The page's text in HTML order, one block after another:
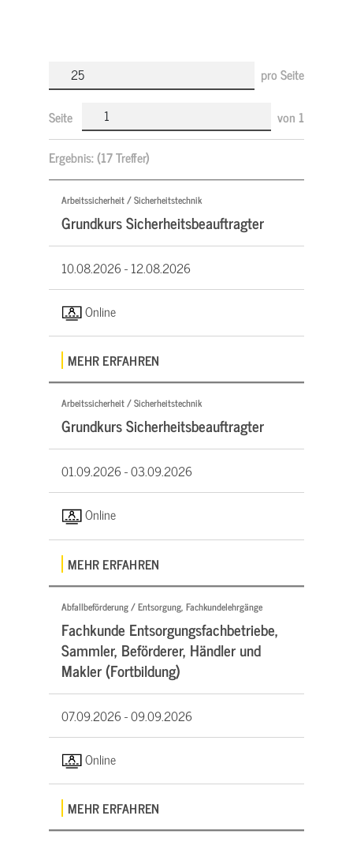
pro Seite
Seite von 1
Ergebnis:(17 Treffer)
Arbeitssicherheit / Sicherheitstechnik
Grundkurs Sicherheitsbeauftragter
10.08.2026 -12.08.2026
Online
MEHR ERFAHREN
Arbeitssicherheit / Sicherheitstechnik
Grundkurs Sicherheitsbeauftragter
01.09.2026 -03.09.2026
Online
MEHR ERFAHREN
Abfallbeförderung / Entsorgung, Fachkundelehrgänge
Fachkunde Entsorgungsfachbetriebe,
Sammler, Beförderer, Händler und
Makler (Fortbildung)
07.09.2026 -09.09.2026
Online
MEHR ERFAHREN